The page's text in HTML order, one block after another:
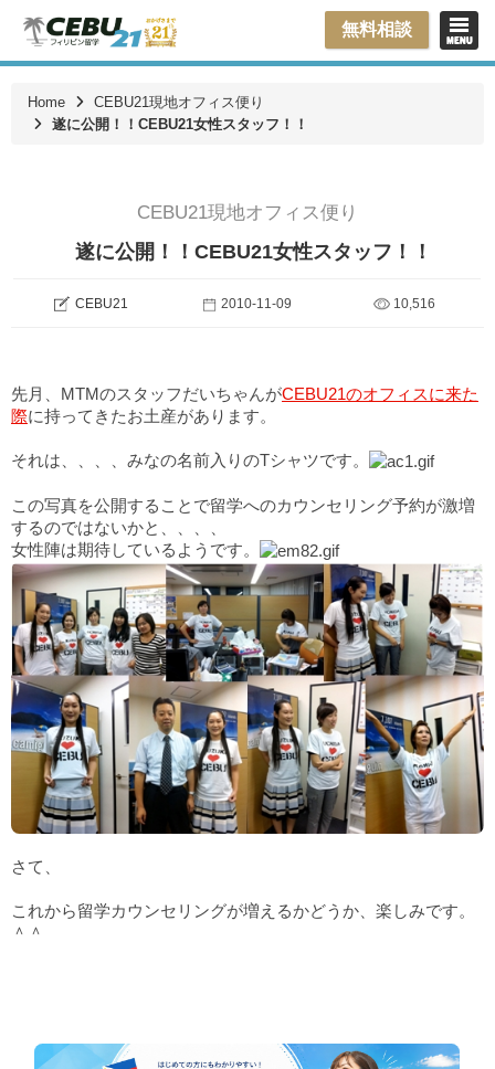
無料相談
Home
CEBU21現地オフィス便り
遂に公開！！CEBU21女性スタッフ！！
CEBU21現地オフィス便り
遂に公開！！CEBU21女性スタッフ！！
CEBU21 2010-11-09 10,516
先月、MTMのスタッフだいちゃんがCEBU21のオフィスに来た
際に持ってきたお土産があります。
それは、、、、みなの名前入りのTシャツです。
この写真を公開することで留学へのカウンセリング予約が激増
するのではないかと、、、、
女性陣は期待しているようです。
さて、
これから留学カウンセリングが増えるかどうか、楽しみです。
＾＾